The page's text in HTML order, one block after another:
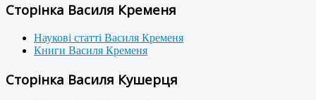
Сторінка Василя Кременя
Наукові статті Василя Кременя
Книги Василя Кременя
Сторінка Василя Кушерця